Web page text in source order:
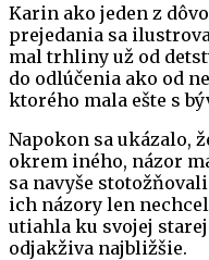
Karin ako jeden z
prejedania sa
mal trhliny už od
do odlúčenia ako od
ktorého mala ešte s
Napokon sa ukázalo,
okrem iného, názor
sa navyše
ich názory len
utiahla ku svojej
odjakživa najbližšie.